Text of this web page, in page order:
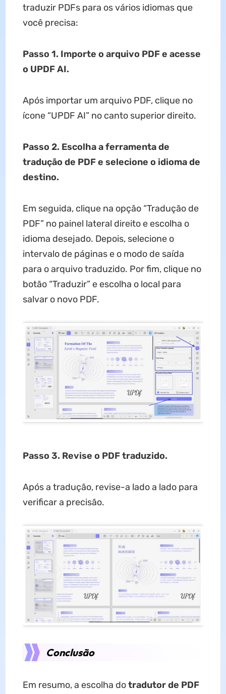
traduzir PDFs para os vários idiomas que
você precisa:
Passo 1. Importe o arquivo PDF e acesse
o UPDF AI.
Após importar um arquivo PDF, clique no
ícone “UPDF AI” no canto superior direito.
Passo 2. Escolha a ferramenta de
tradução de PDF e selecione o idioma de
destino.
Em seguida, clique na opção “Tradução de
PDF” no painel lateral direito e escolha o
idioma desejado. Depois, selecione o
intervalo de páginas e o modo de saída
para o arquivo traduzido. Por fim, clique no
botão “Traduzir” e escolha o local para
salvar o novo PDF.
Passo 3. Revise o PDF traduzido.
Após a tradução, revise-a lado a lado para
verificar a precisão.
Conclusão
Em resumo, a escolha dotradutor de PDF